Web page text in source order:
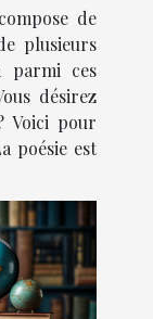
de
plusieurs
parmi ces
désirez
Voici pour
poésie est